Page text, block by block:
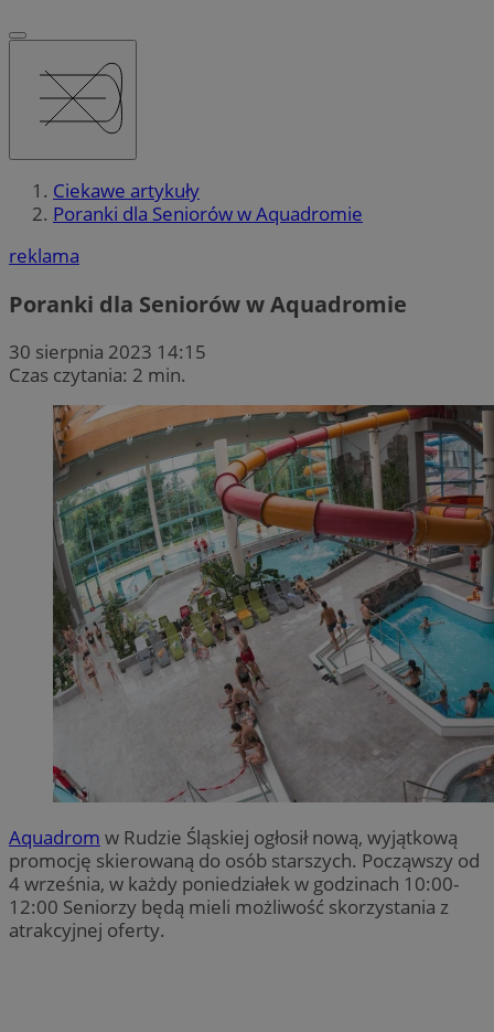
Ciekawe artykuły
Poranki dla Seniorów w Aquadromie
reklama
Poranki dla Seniorów w Aquadromie
30 sierpnia 2023 14:15
Czas czytania: 2 min.
Aquadrom w Rudzie Śląskiej ogłosił nową, wyjątkową
promocję skierowaną do osób starszych. Począwszy od
4 września, w każdy poniedziałek w godzinach 10:00-
12:00 Seniorzy będą mieli możliwość skorzystania z
atrakcyjnej oferty.